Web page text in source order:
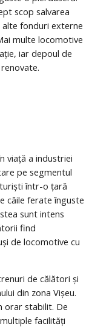
scop salvarea
alte fonduri externe
multe locomotive
iar depoul de
viață a industriei
pe segmentul
într-o țară
căile ferate înguste
sunt intens
find
de locomotive cu
de călători și
din zona Vișeu.
orar stabilit. De
facilități